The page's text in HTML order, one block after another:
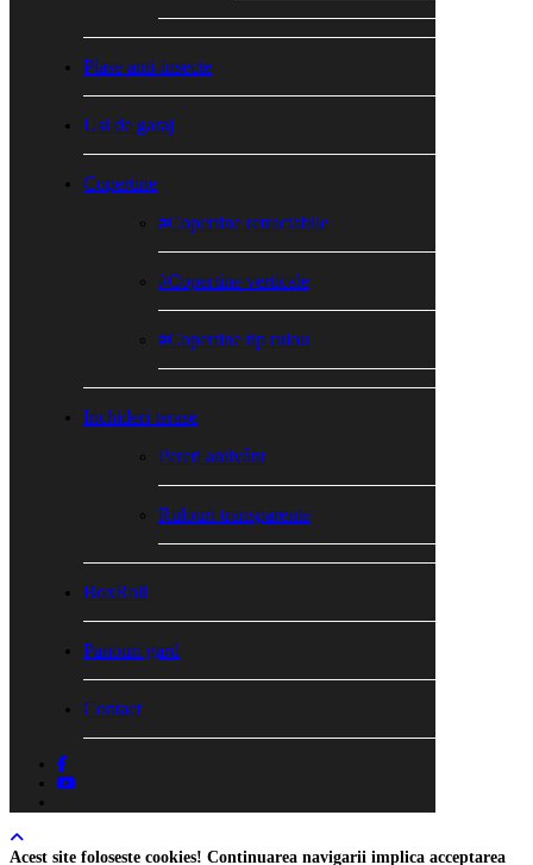
Plase anti-insecte
Usi de garaj
Copertine
#Copertine retractabile
#Copertine verticale
#Copertine tip rulou
Inchideri terase
Pereți antivânt
Rulouri transparente
BoxRoll
Panouri gard
Contact
facebook
youtube
Acest site foloseste cookies! Continuarea navigarii implica acceptarea